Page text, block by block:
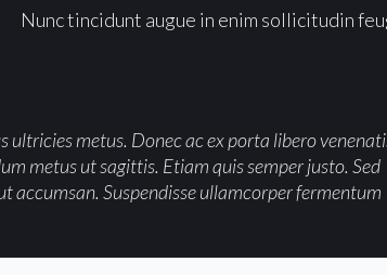
Nunc tincidunt augue in enim sollicitudin
ultricies metus. Donec ac ex porta libero
metus ut sagittis. Etiam quis semper justo. Sed
accumsan. Suspendisse ullamcorper fermentum